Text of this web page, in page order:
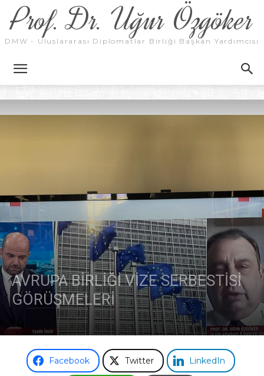
Prof. Dr. Uğur Özgöker
DMW - Uluslararası Diplomatlar Birliği Başkan Yardımcısı
AVRUPA BİRLİĞİ VİZE SERBESTİSİ
GÖRÜŞMELERİ
Facebook Twitter LinkedIn